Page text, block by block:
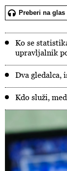
Preberi na glas
Ko se
upravljalnik
Dva gledalca,
Kdo služi,